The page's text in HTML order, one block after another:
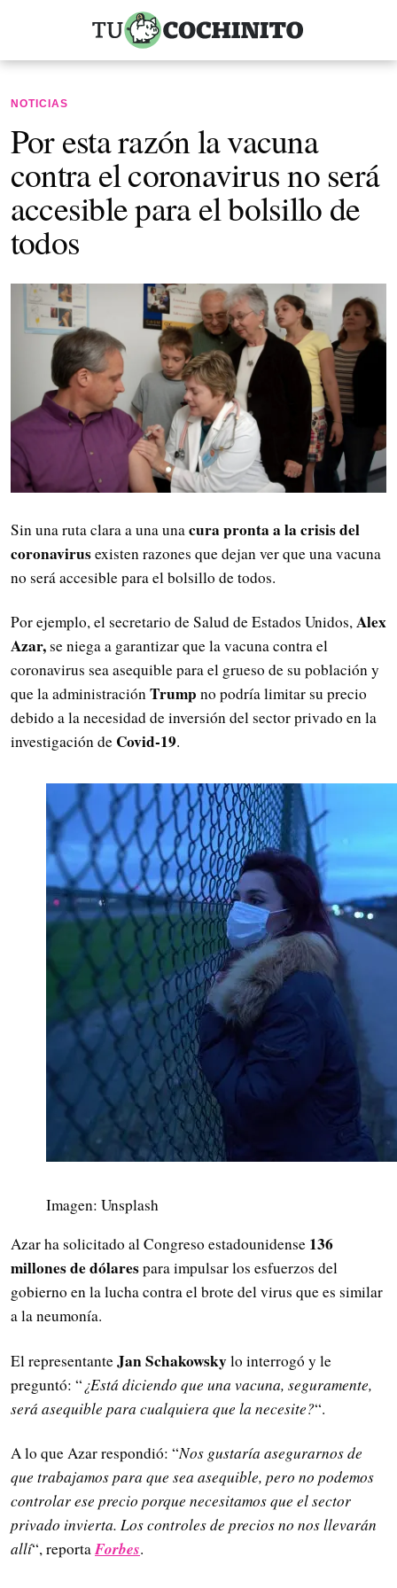
NOTICIAS
Por esta razón la vacuna
contra el coronavirus no será
accesible para el bolsillo de
todos
Sin una ruta clara a una unacura pronta a la crisis del
coronavirusexisten razones que dejan ver que una vacuna
no será accesible para el bolsillo de todos.
Por ejemplo, el secretario de Salud de Estados Unidos,Alex
Azar,se niega a garantizar que la vacuna contra el
coronavirus sea asequible para el grueso de su población y
que la administraciónTrump no podría limitar su precio
debido a la necesidad de inversión del sector privado en la
investigación de Covid-19.
Imagen: Unsplash
Azar ha solicitado al Congreso estadounidense 136
millones de dólarespara impulsar los esfuerzos del
gobierno en la lucha contra el brote del virus que es similar
a la neumonía.
El representanteJan Schakowskylo interrogó y le
preguntó: “ ¿Está diciendo que una vacuna, seguramente,
será asequible para cualquiera que la necesite?“.
A lo que Azar respondió: “Nos gustaría asegurarnos de
que trabajamos para que sea asequible, pero no podemos
controlar ese precio porque necesitamos que el sector
privado invierta. Los controles de precios no nos llevarán
allí“, reportaForbes.